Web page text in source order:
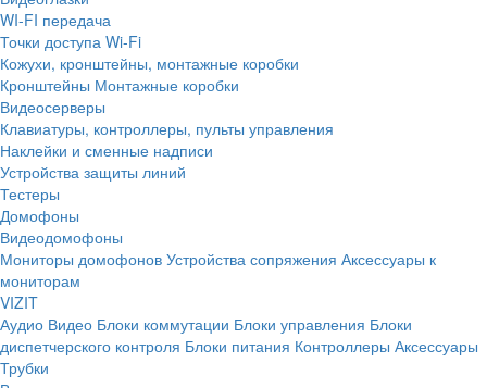
WI-FI передача
Точки доступа Wi-Fi
Кожухи, кронштейны, монтажные коробки
Кронштейны Монтажные коробки
Видеосерверы
Клавиатуры, контроллеры, пульты управления
Наклейки и сменные надписи
Устройства защиты линий
Тестеры
Домофоны
Видеодомофоны
Мониторы домофонов Устройства сопряжения Аксессуары к
мониторам
VIZIT
Аудио Видео Блоки коммутации Блоки управления Блоки
диспетчерского контроля Блоки питания Контроллеры Аксессуары
Трубки